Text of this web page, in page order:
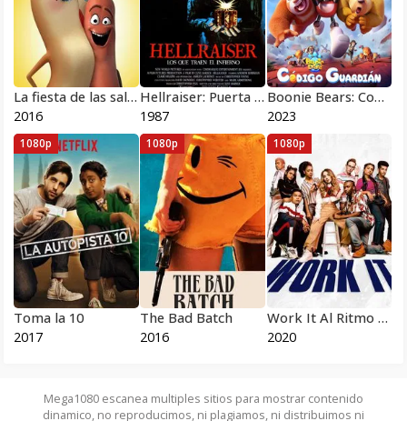
La fiesta de las salchichas
2016
Hellraiser: Puerta al infierno 1987
1987
Boonie Bears: Codigo Guardian
2023
Toma la 10
2017
1080p
The Bad Batch
2016
1080p
Work It Al Ritmo de los Sueños
2020
1080p
Mega1080 escanea multiples sitios para mostrar contenido
dinamico, no reproducimos, ni plagiamos, ni distribuimos ni